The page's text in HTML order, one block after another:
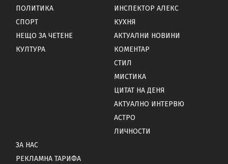
ПОЛИТИКА
СПОРТ
НЕЩО ЗА ЧЕТЕНЕ
КУЛТУРА
ИНСПЕКТОР АЛЕКС
КУХНЯ
АКТУАЛНИ НОВИНИ
КОМЕНТАР
СТИЛ
МИСТИКА
ЦИТАТ НА ДЕНЯ
АКТУАЛНО ИНТЕРВЮ
АСТРО
ЛИЧНОСТИ
ЗА НАС
РЕКЛАМНА ТАРИФА